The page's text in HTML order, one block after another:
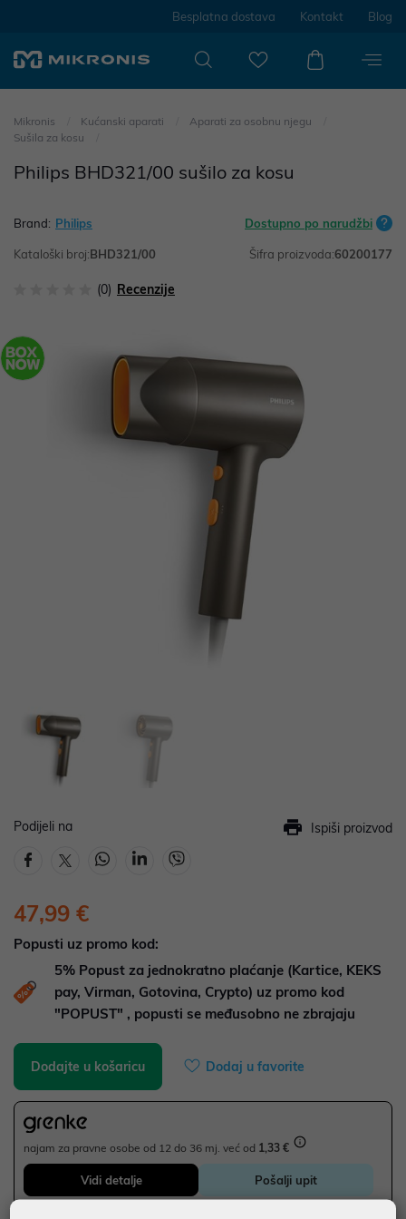
Besplatna dostava Kontakt Blog
Mikronis Kućanski aparati
Aparati za osobnu njegu
Sušila za kosu
Philips BHD321/00 sušilo za kosu
Brand: Philips Dostupno po narudžbi
Kataloški broj:BHD321/00 Šifra proizvoda:60200177
(0) Recenzije
Podijeli na Ispiši proizvod
47,99 €
Popusti uz promo kod:
5% Popust za jednokratno plaćanje (Kartice, KEKS
pay, Virman, Gotovina, Crypto) uz promo kod
"POPUST" , popusti se međusobno ne zbrajaju
Dodajte u košaricu Dodaj u favorite
najam za pravne osobe od 12 do 36 mj. već od 1,33 €
Vidi detalje Pošalji upit